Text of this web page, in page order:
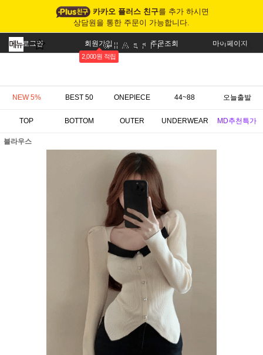
카카오 플러스 친구를 추가 하시면
상담원을 통한 주문이 가능합니다.
로그인 회원가입
2,000원 적립
주문조회 마이페이지
NEW 5% BEST 50 ONEPIECE 44~88 오늘출발
TOP BOTTOM OUTER UNDERWEAR MD추천특가
블라우스